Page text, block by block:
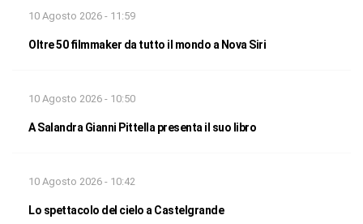
10 Agosto 2026 - 11:59
Oltre 50 filmmaker da tutto il mondo a Nova Siri
10 Agosto 2026 - 10:50
A Salandra Gianni Pittella presenta il suo libro
10 Agosto 2026 - 10:42
Lo spettacolo del cielo a Castelgrande